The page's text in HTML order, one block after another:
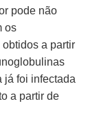
pode não
os
a partir
já foi infectada
a partir de